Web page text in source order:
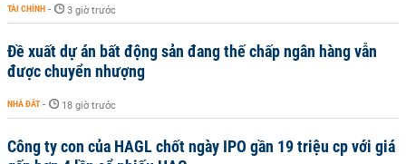
TÀI CHÍNH - 3 giờ trước
Đề xuất dự án bất động sản đang thế chấp ngân hàng vẫn
được chuyển nhượng
NHÀ ĐẤT - 18 giờ trước
Công ty con của HAGL chốt ngày IPO gần 19 triệu cp với giá